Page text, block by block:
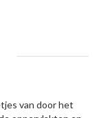
van door het